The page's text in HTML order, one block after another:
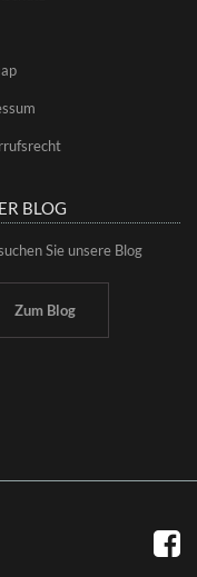
BLOG
Sie unsere Blog
Zum Blog